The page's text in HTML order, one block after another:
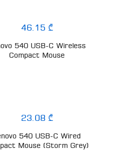
46.15 ₾
540 USB-C Wireless
Compact Mouse
23.08 ₾
540 USB-C Wired
Mouse (Storm Grey)